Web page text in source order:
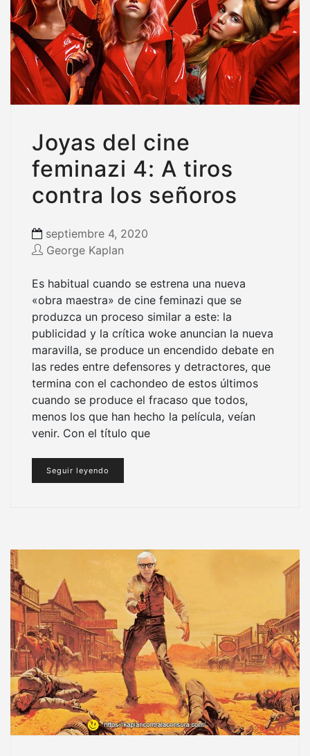
Joyas del cine
feminazi 4: A tiros
contra los señoros
septiembre 4, 2020
George Kaplan
Es habitual cuando se estrena una nueva
«obra maestra» de cine feminazi que se
produzca un proceso similar a este: la
publicidad y la crítica woke anuncian la nueva
maravilla, se produce un encendido debate en
las redes entre defensores y detractores, que
termina con el cachondeo de estos últimos
cuando se produce el fracaso que todos,
menos los que han hecho la película, veían
venir. Con el título que
Seguir leyendo